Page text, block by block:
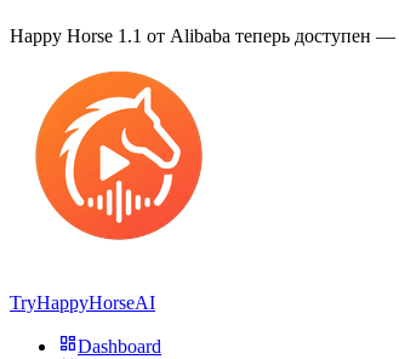
Happy Horse 1.1 от Alibaba теперь доступен —
TryHappyHorseAI
Dashboard